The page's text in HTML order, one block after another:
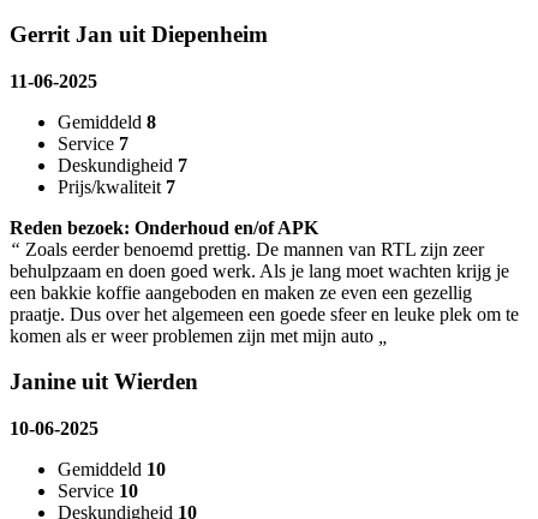
Gerrit Jan uit Diepenheim
11-06-2025
Gemiddeld 8
Service 7
Deskundigheid 7
Prijs/kwaliteit 7
Reden bezoek: Onderhoud en/of APK
“ Zoals eerder benoemd prettig. De mannen van RTL zijn zeer
behulpzaam en doen goed werk. Als je lang moet wachten krijg je
een bakkie koffie aangeboden en maken ze even een gezellig
praatje. Dus over het algemeen een goede sfeer en leuke plek om te
komen als er weer problemen zijn met mijn auto
Janine uit Wierden
10-06-2025
Gemiddeld 10
Service 10
Deskundigheid 10